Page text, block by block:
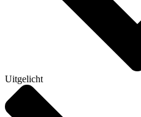
Uitgelicht